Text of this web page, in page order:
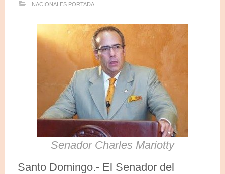
NACIONALES PORTADA
Senador Charles Mariotty
Santo Domingo.- El Senador del